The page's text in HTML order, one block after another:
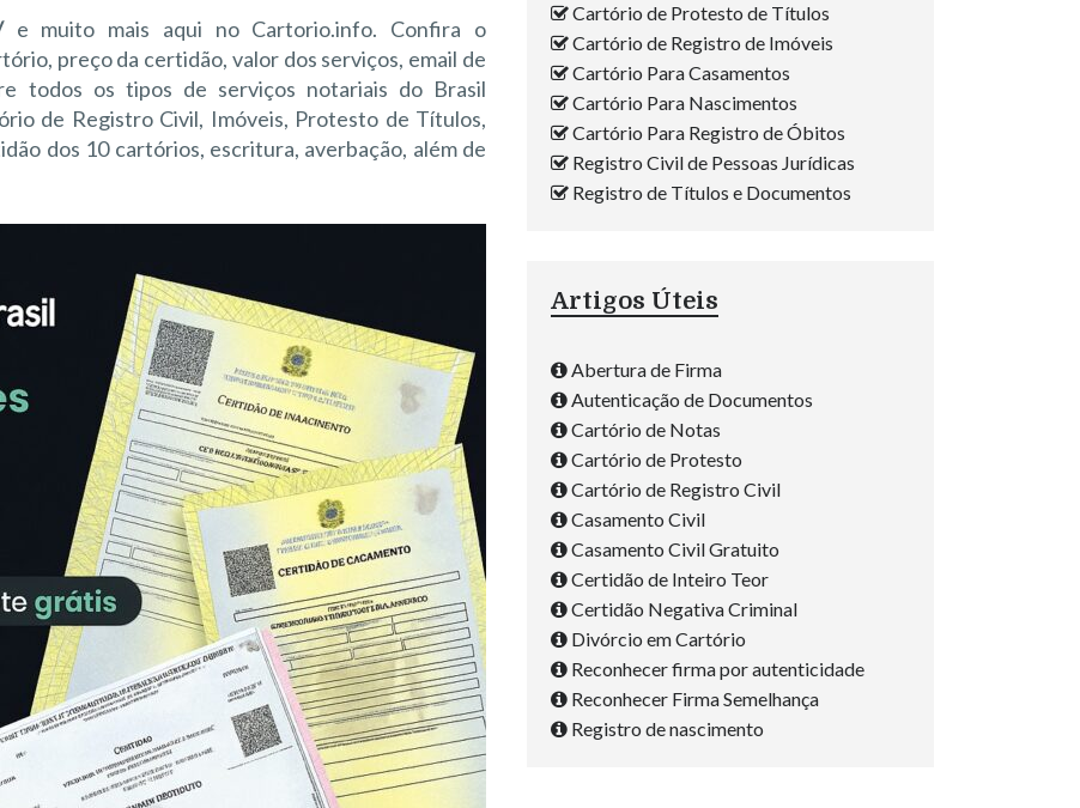
e muito mais aqui no Cartorio.info. Confira o
preço da certidão, valor dos serviços, email de
todos os tipos de serviços notariais do Brasil
de Registro Civil, Imóveis, Protesto de Títulos,
dos 10 cartórios, escritura, averbação, além de
Cartório de Protesto de Títulos
Cartório de Registro de Imóveis
Cartório Para Casamentos
Cartório Para Nascimentos
Cartório Para Registro de Óbitos
Registro Civil de Pessoas Jurídicas
Registro de Títulos e Documentos
Artigos Úteis
Abertura de Firma
Autenticação de Documentos
Cartório de Notas
Cartório de Protesto
Cartório de Registro Civil
Casamento Civil
Casamento Civil Gratuito
Certidão de Inteiro Teor
Certidão Negativa Criminal
Divórcio em Cartório
Reconhecer firma por autenticidade
Reconhecer Firma Semelhança
Registro de nascimento